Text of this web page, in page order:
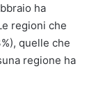
ha
regioni che
quelle che
regione ha